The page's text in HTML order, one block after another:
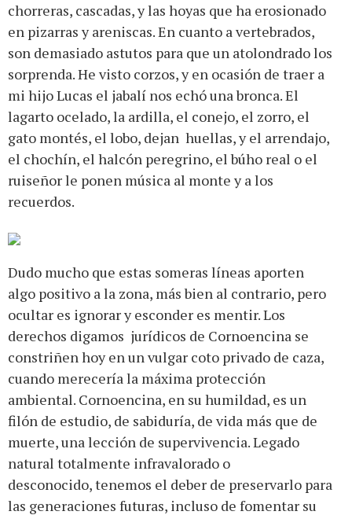
chorreras, cascadas, y las hoyas que ha erosionado
en pizarras y areniscas. En cuanto a vertebrados,
son demasiado astutos para que un atolondrado los
sorprenda. He visto corzos, y en ocasión de traer a
mi hijo Lucas el jabalí nos echó una bronca. El
lagarto ocelado, la ardilla, el conejo, el zorro, el
gato montés, el lobo, dejan huellas, y el arrendajo,
el chochín, el halcón peregrino, el búho real o el
ruiseñor le ponen música al monte y a los
recuerdos.
Dudo mucho que estas someras líneas aporten
algo positivo a la zona, más bien al contrario, pero
ocultar es ignorar y esconder es mentir. Los
derechos digamos jurídicos de Cornoencina se
constriñen hoy en un vulgar coto privado de caza,
cuando merecería la máxima protección
ambiental. Cornoencina, en su humildad, es un
filón de estudio, de sabiduría, de vida más que de
muerte, una lección de supervivencia. Legado
natural totalmente infravalorado o
desconocido, tenemos el deber de preservarlo para
las generaciones futuras, incluso de fomentar su